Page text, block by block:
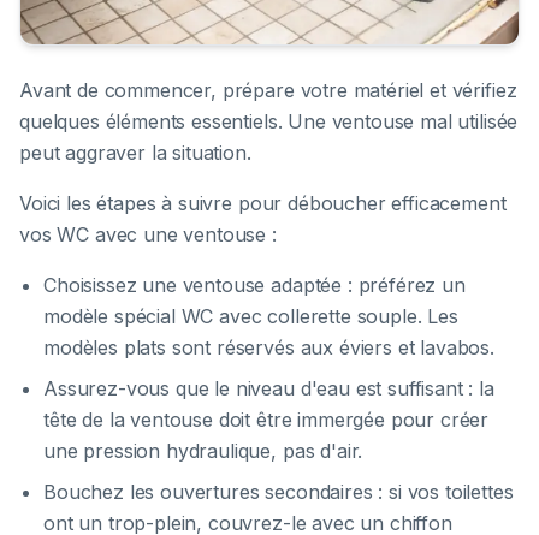
Avant de commencer, prépare votre matériel et vérifiez
quelques éléments essentiels. Une ventouse mal utilisée
peut aggraver la situation.
Voici les étapes à suivre pour déboucher efficacement
vos WC avec une ventouse :
Choisissez une ventouse adaptée : préférez un
modèle spécial WC avec collerette souple. Les
modèles plats sont réservés aux éviers et lavabos.
Assurez-vous que le niveau d'eau est suffisant : la
tête de la ventouse doit être immergée pour créer
une pression hydraulique, pas d'air.
Bouchez les ouvertures secondaires : si vos toilettes
ont un trop-plein, couvrez-le avec un chiffon